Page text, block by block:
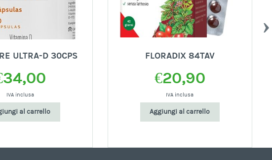
ULTRA-D 30CPS
34,00
IVA inclusa
al carrello
FLORADIX 84TAV
€20,90
IVA inclusa
Aggiungi al carrello